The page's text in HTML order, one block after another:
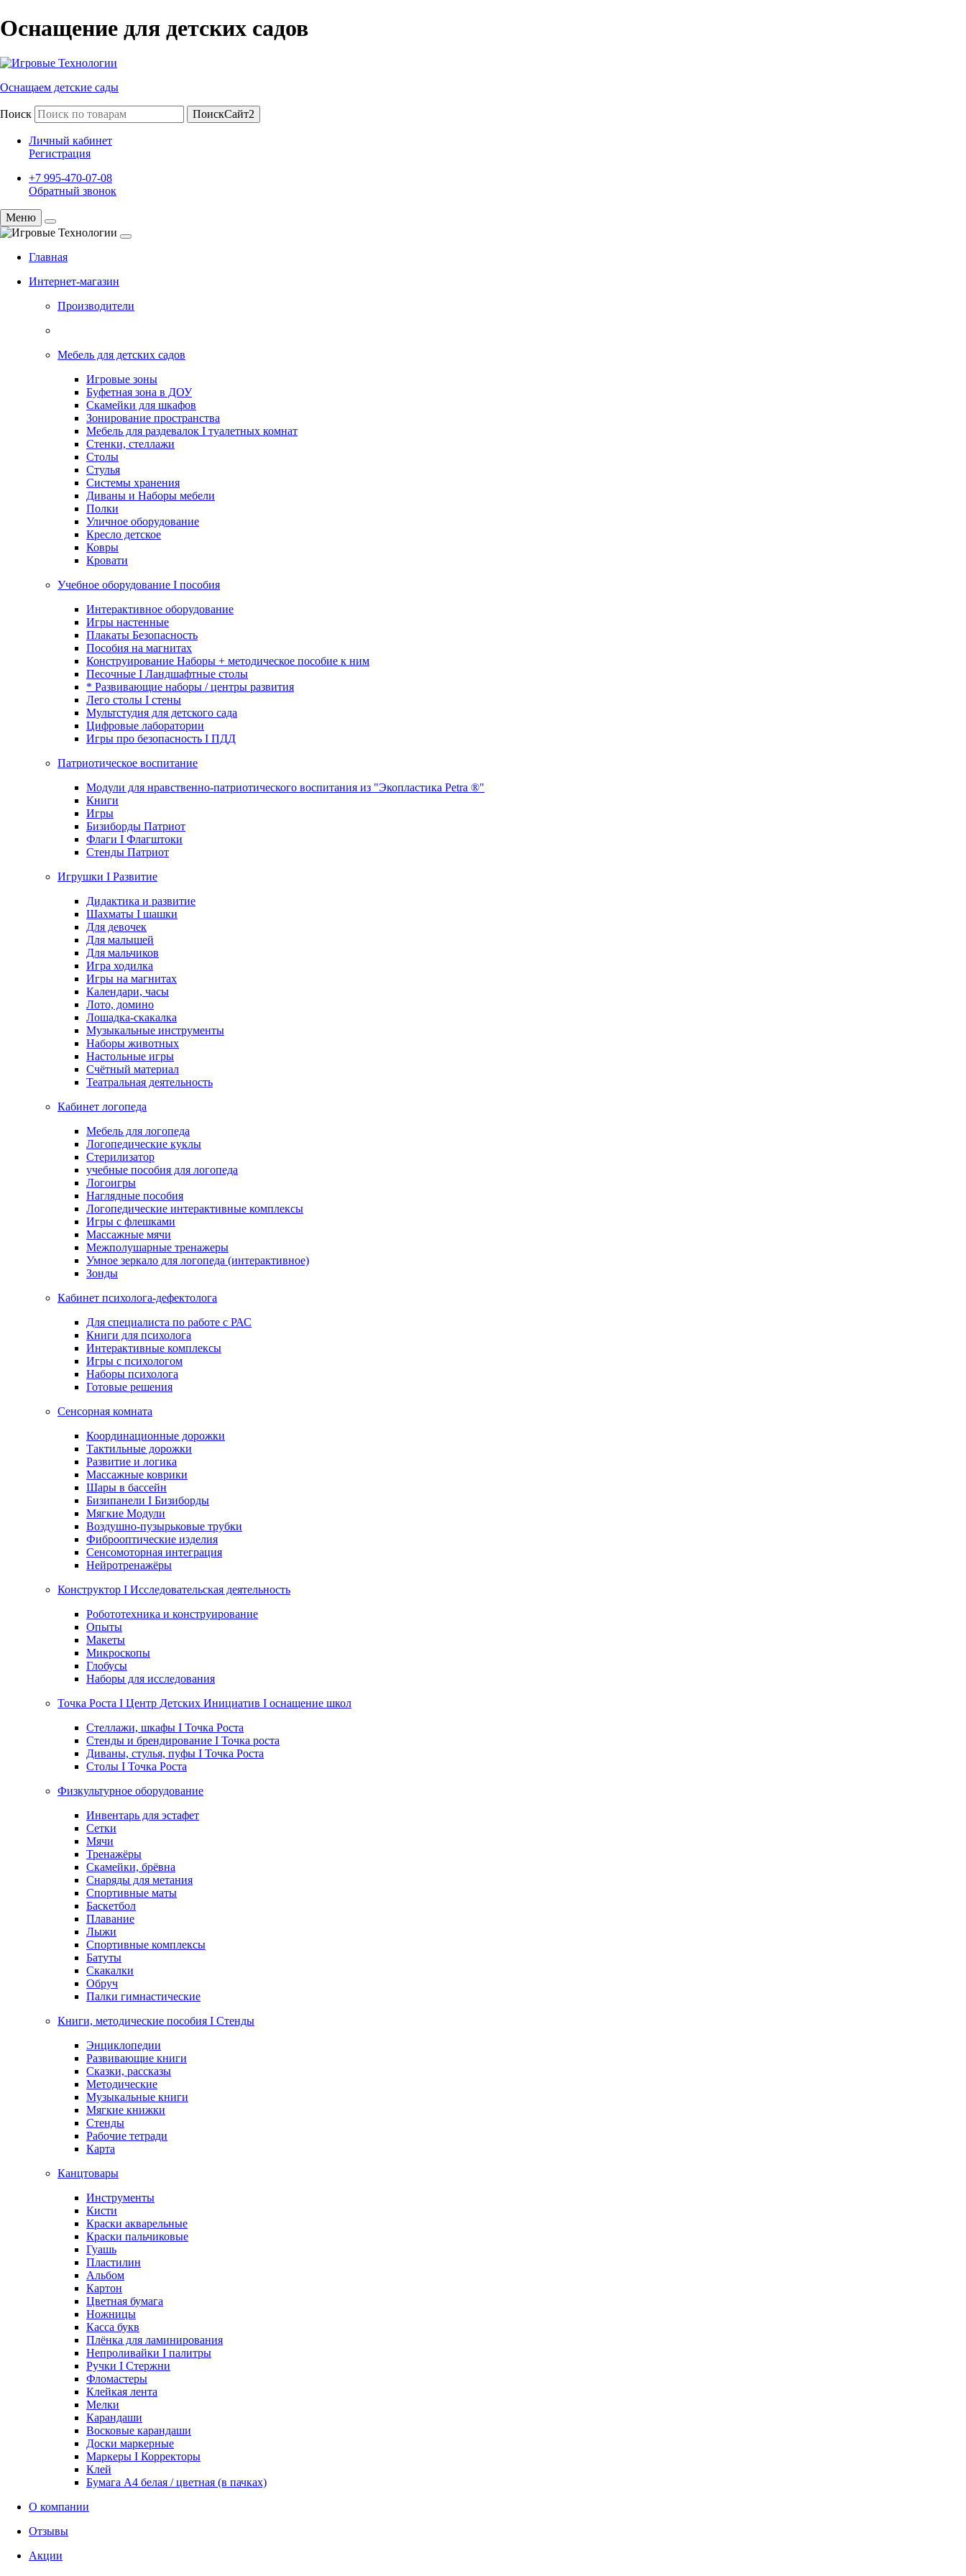
Оснащение для детских садов
Оснащаем детские сады
Поиск ПоискСайт2
Личный кабинет
Регистрация
+7 995-470-07-08
Обратный звонок
Меню
Главная
Интернет-магазин
Производители
Мебель для детских садов
Игровые зоны
Буфетная зона в ДОУ
Скамейки для шкафов
Зонирование пространства
Мебель для раздевалок I туалетных комнат
Стенки, стеллажи
Столы
Стулья
Системы хранения
Диваны и Наборы мебели
Полки
Уличное оборудование
Кресло детское
Ковры
Кровати
Учебное оборудование I пособия
Интерактивное оборудование
Игры настенные
Плакаты Безопасность
Пособия на магнитах
Конструирование Наборы + методическое пособие к ним
Песочные I Ландшафтные столы
* Развивающие наборы / центры развития
Лего столы I стены
Мультстудия для детского сада
Цифровые лаборатории
Игры про безопасность I ПДД
Патриотическое воспитание
Модули для нравственно-патриотического воспитания из "Экопластика Petra ®"
Книги
Игры
Бизиборды Патриот
Флаги I Флагштоки
Стенды Патриот
Игрушки I Развитие
Дидактика и развитие
Шахматы I шашки
Для девочек
Для малышей
Для мальчиков
Игра ходилка
Игры на магнитах
Календари, часы
Лото, домино
Лошадка-скакалка
Музыкальные инструменты
Наборы животных
Настольные игры
Счётный материал
Театральная деятельность
Кабинет логопеда
Мебель для логопеда
Логопедические куклы
Стерилизатор
учебные пособия для логопеда
Логоигры
Наглядные пособия
Логопедические интерактивные комплексы
Игры с флешками
Массажные мячи
Межполушарные тренажеры
Умное зеркало для логопеда (интерактивное)
Зонды
Кабинет психолога-дефектолога
Для специалиста по работе с РАС
Книги для психолога
Интерактивные комплексы
Игры с психологом
Наборы психолога
Готовые решения
Сенсорная комната
Координационные дорожки
Тактильные дорожки
Развитие и логика
Массажные коврики
Шары в бассейн
Бизипанели I Бизиборды
Мягкие Модули
Воздушно-пузырьковые трубки
Фиброоптические изделия
Сенсомоторная интеграция
Нейротренажёры
Конструктор I Исследовательская деятельность
Робототехника и конструирование
Опыты
Макеты
Микроскопы
Глобусы
Наборы для исследования
Точка Роста I Центр Детских Инициатив I оснащение школ
Стеллажи, шкафы I Точка Роста
Стенды и брендирование I Точка роста
Диваны, стулья, пуфы I Точка Роста
Столы I Точка Роста
Физкультурное оборудование
Инвентарь для эстафет
Сетки
Мячи
Тренажёры
Скамейки, брёвна
Снаряды для метания
Спортивные маты
Баскетбол
Плавание
Лыжи
Спортивные комплексы
Батуты
Скакалки
Обруч
Палки гимнастические
Книги, методические пособия I Стенды
Энциклопедии
Развивающие книги
Сказки, рассказы
Методические
Музыкальные книги
Мягкие книжки
Стенды
Рабочие тетради
Карта
Канцтовары
Инструменты
Кисти
Краски акварельные
Краски пальчиковые
Гуашь
Пластилин
Альбом
Картон
Цветная бумага
Ножницы
Касса букв
Плёнка для ламинирования
Непроливайки I палитры
Ручки I Стержни
Фломастеры
Клейкая лента
Мелки
Карандаши
Восковые карандаши
Доски маркерные
Маркеры I Корректоры
Клей
Бумага А4 белая / цветная (в пачках)
О компании
Отзывы
Акции